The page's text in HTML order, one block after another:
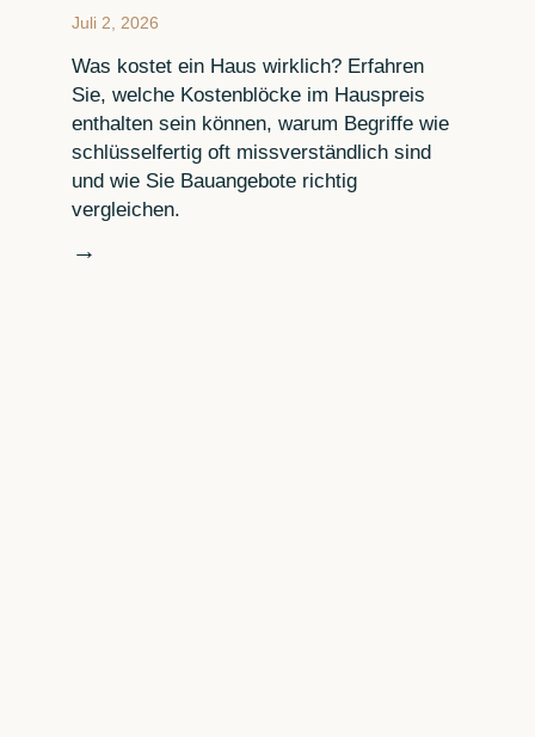
Juli 2, 2026
Was kostet ein Haus wirklich? Erfahren
Sie, welche Kostenblöcke im Hauspreis
enthalten sein können, warum Begriffe wie
schlüsselfertig oft missverständlich sind
und wie Sie Bauangebote richtig
vergleichen.
→